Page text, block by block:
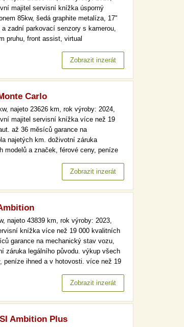
majitel servisní knížka úsporný
85kw, šedá graphite metalíza, 17"
zadní parkovací senzory s kamerou,
pruhu, front assist, virtual
vůz v perfektním stavu…
Zobrazit inzerát
Carlo
najeto 23626 km, rok výroby: 2024,
majitel servisní knížka více než 19
až 36 měsíců garance na
najetých km. doživotní záruka
modelů a značek, férové ceny, peníze
stav vozu, kontrola najetých km.…
Zobrazit inzerát
najeto 43839 km, rok výroby: 2023,
knížka více než 19 000 kvalitních
garance na mechanický stav vozu,
záruka legálního původu. výkup všech
peníze ihned a v hotovosti. více než 19
najetých km. doživotní záruka…
Zobrazit inzerát
Ambition Plus